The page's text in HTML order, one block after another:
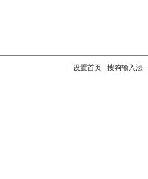
设置首页 - 搜狗输入法 -